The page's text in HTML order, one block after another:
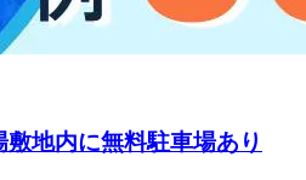
地内に無料駐車場あり